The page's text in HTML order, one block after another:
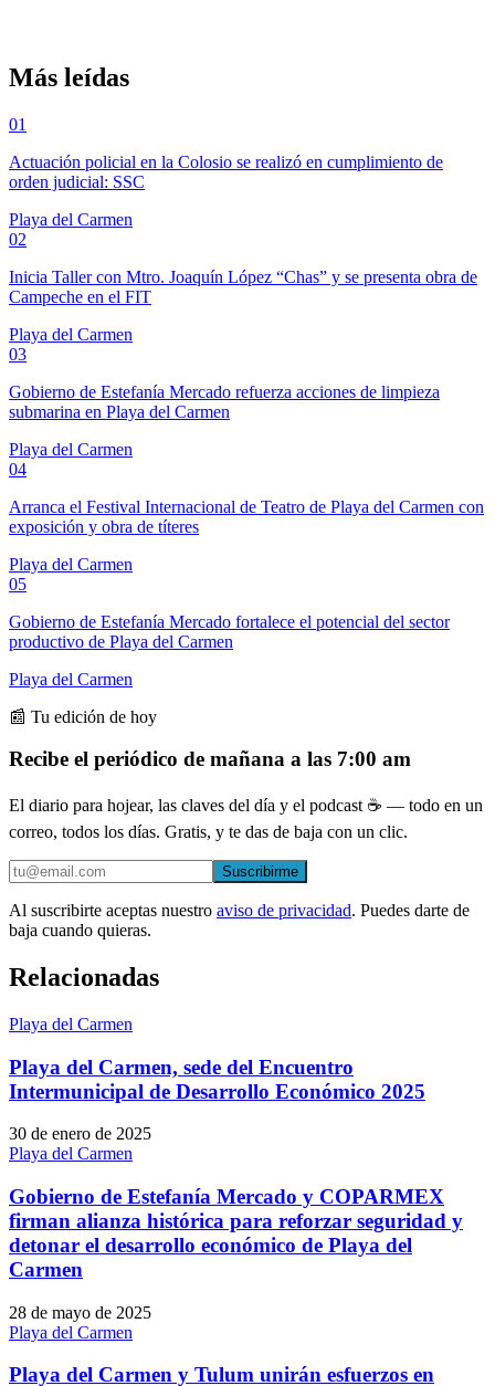
Más leídas
01
Actuación policial en la Colosio se realizó en cumplimiento de
orden judicial: SSC
Playa del Carmen
02
Inicia Taller con Mtro. Joaquín López “Chas” y se presenta obra de
Campeche en el FIT
Playa del Carmen
03
Gobierno de Estefanía Mercado refuerza acciones de limpieza
submarina en Playa del Carmen
Playa del Carmen
04
Arranca el Festival Internacional de Teatro de Playa del Carmen con
exposición y obra de títeres
Playa del Carmen
05
Gobierno de Estefanía Mercado fortalece el potencial del sector
productivo de Playa del Carmen
Playa del Carmen
📰 Tu edición de hoy
Recibe el periódico de mañana a las 7:00 am
El diario para hojear, las claves del día y el podcast ☕ — todo en un
correo, todos los días. Gratis, y te das de baja con un clic.
Suscribirme
Al suscribirte aceptas nuestro aviso de privacidad. Puedes darte de
baja cuando quieras.
Relacionadas
Playa del Carmen
Playa del Carmen, sede del Encuentro
Intermunicipal de Desarrollo Económico 2025
30 de enero de 2025
Playa del Carmen
Gobierno de Estefanía Mercado y COPARMEX
firman alianza histórica para reforzar seguridad y
detonar el desarrollo económico de Playa del
Carmen
28 de mayo de 2025
Playa del Carmen
Playa del Carmen y Tulum unirán esfuerzos en